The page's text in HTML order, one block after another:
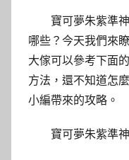
寶可夢朱紫準
哪些？今天我們來
大傢可以參考下面
方法，還不知道怎
小編帶來的攻略。
寶可夢朱紫準